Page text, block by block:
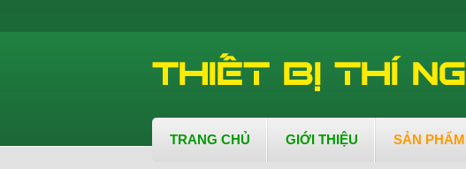
TRANG CHỦ GIỚI THIỆU SẢN PHẨM